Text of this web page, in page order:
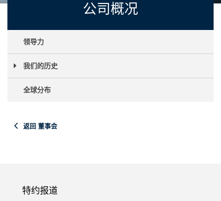
公司概况
领导力
我们的历史
全球分布
返回 董事会
特约报道